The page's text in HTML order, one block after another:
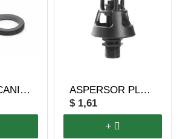
SELLO MECANICO 10 HP - 13 HP
ASPERSOR PLÁSTICO
$ 1,61
+